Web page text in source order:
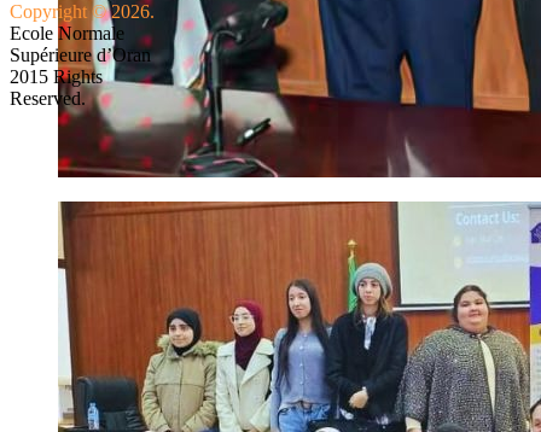
Copyright © 2026.
Ecole Normale
Supérieure d’Oran
2015 Rights
Reserved.